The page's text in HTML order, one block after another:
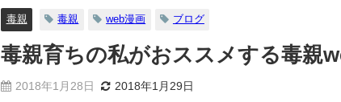
毒親 毒親 web漫画 ブログ
毒親育ちの私がおススメする毒親
2018年1月28日 2018年1月29日